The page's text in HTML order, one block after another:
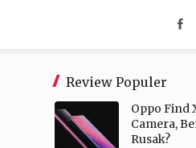
Review Populer
Oppo Find
Camera,
Rusak?